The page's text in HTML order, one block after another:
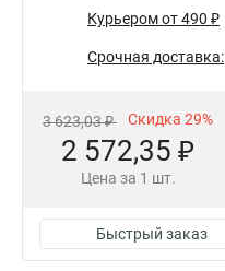
Курьером от 490 ₽
Срочная доставка:
3 623,03 ₽ Скидка 29%
2 572,35 ₽
Цена за 1 шт.
Быстрый заказ